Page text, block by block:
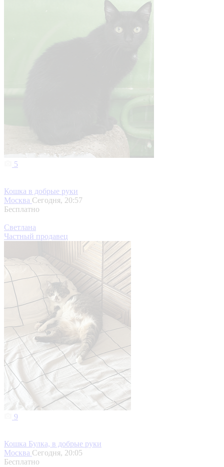
5
Кошка в добрые руки
Москва Сегодня, 20:57
Бесплатно
Светлана
Частный продавец
9
Кошка Булка, в добрые руки
Москва Сегодня, 20:05
Бесплатно